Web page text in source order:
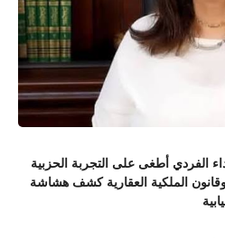
الفردي أطغى على التجربة الحزبية
الملكية العقارية كشف هشاشة